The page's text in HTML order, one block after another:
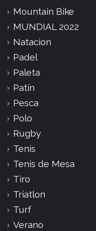
Mountain Bike
MUNDIAL 2022
Natacion
Padel
Paleta
Patín
Pesca
Polo
Rugby
Tenis
Tenis de Mesa
Tiro
Triatlon
Turf
Verano